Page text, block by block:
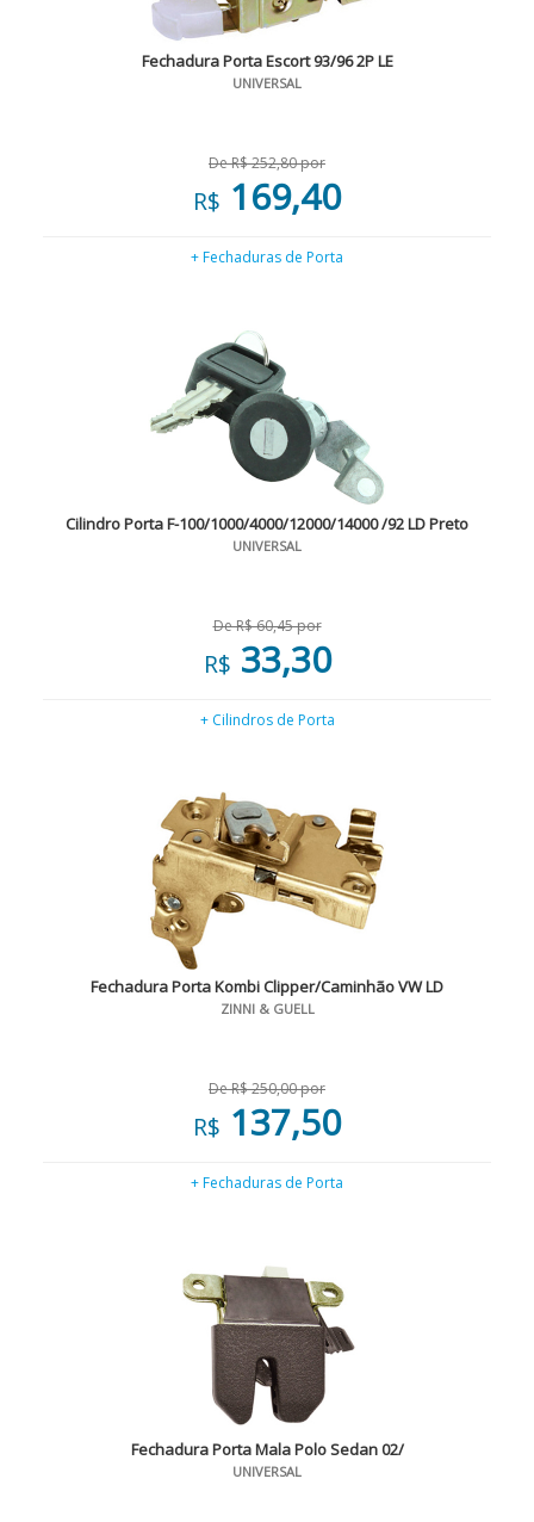
Fechadura Porta Escort 93/96 2P LE
UNIVERSAL
De R$ 252,80 por
R$ 169,40
+ Fechaduras de Porta
Cilindro Porta F-100/1000/4000/12000/14000 /92 LD Preto
UNIVERSAL
De R$ 60,45 por
R$ 33,30
+ Cilindros de Porta
Fechadura Porta Kombi Clipper/Caminhão VW LD
ZINNI & GUELL
De R$ 250,00 por
R$ 137,50
+ Fechaduras de Porta
Fechadura Porta Mala Polo Sedan 02/
UNIVERSAL